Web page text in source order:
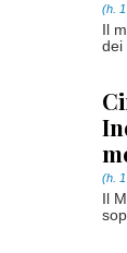
(h.
Il
dei
(h.
Il